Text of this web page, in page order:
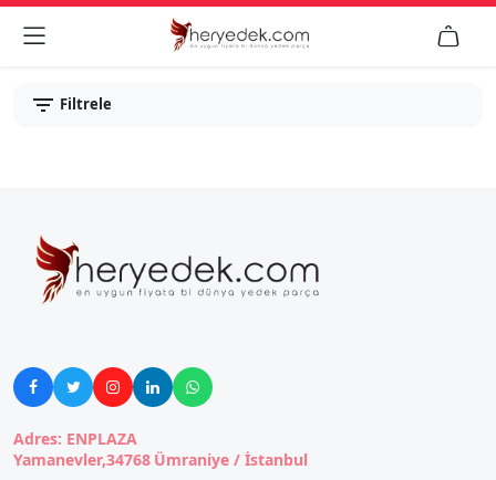
 
Filtrele
    
Adres: ENPLAZA
Yamanevler,34768 Ümraniye / İstanbul